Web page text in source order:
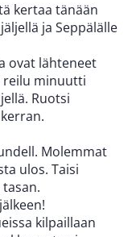
kertaa tänään
ja Seppälälle
ovat lähteneet
reilu minuutti
Ruotsi
Molemmat
ulos. Taisi
kilpaillaan